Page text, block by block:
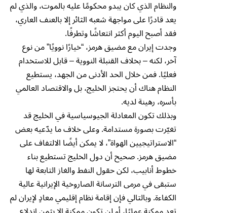
والنظام الذي كان يبدو محكومًا عليه بالموت، والذي لم
يعد قادرًا على مواجهة شعبه الثائر إلا بالعنف العاري،
فقد أصبح اليوم أكثر انتعاشًا وتطرفًا.
وجدت إيران مع مضيق هرمز، “خيارًا نوويًا” من نوع
آخر، لكنه – بخلاف القنبلة النووية – قابل للاستخدام
فعليًا. فمن خلال الحد الأدنى من الجهد، يستطيع
النظام هناك أن يحتجز الخليج، بل والاقتصاد العالمي
بأسره، رهينة لديه.
وبذلك تكون المعادلة الجيوسياسية في الخليج قد
تغيّرت بصورة مستدامة. وعلى خلاف ما يدّعيه بعض
“الاستراتيجيين الهواة”، لا يمكن أيضًا الالتفاف على
مضيق هرمز. صحيح أن دول الخليج تستطيع بناء
خطوط أنابيب، لكن حقول النفط والغاز التابعة لها
ستبقى في مرمى الترسانة الصاروخية الإيرانية عالية
الكفاءة. وبالتالي فإن إقامة نظام إقليمي معادٍ لإيران لم